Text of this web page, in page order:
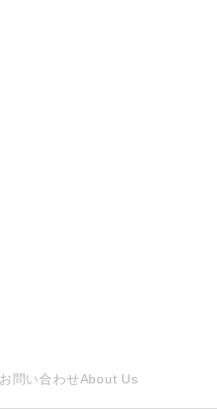
お問い合わせAbout Us